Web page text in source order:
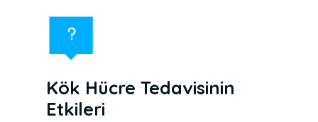
Kök Hücre Tedavisinin
Etkileri